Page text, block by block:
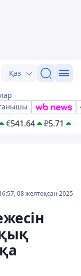
Қаз
€541.64 ₽5.71
08 желтоқсан 2025